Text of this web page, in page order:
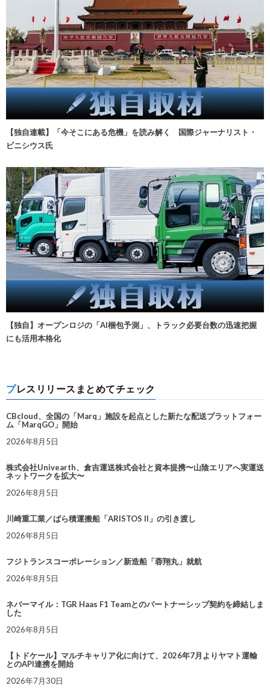
【独自連載】「今そこにある危機」を読み解く 国際ジャーナリスト・
ビニシウス氏
【独自】オープンロジの「AI梱包予測」、トラック必要台数の迅速把握
にも活用本格化
プレスリリースまとめてチェック
CBcloud、全国の「Marq」施設を起点とした新たな配送プラットフォー
ム「MarqGO」開始
2026年8月5日
株式会社Univearth、倉吉運送株式会社と資本提携〜山陰エリアへ実運送
ネットワークを拡大〜
2026年8月5日
川崎重工業／ばら積運搬船「ARISTOS II」の引き渡し
2026年8月5日
フジトランスコーポレーション／新造船「蓉翔丸」就航
2026年8月5日
ネバーマイル：TGR Haas F1 Teamとのパートナーシップ契約を締結しま
した
2026年8月5日
【トドケール】マルチキャリア化に向けて、2026年7月よりヤマト運輸
とのAPI連携を開始
2026年7月30日